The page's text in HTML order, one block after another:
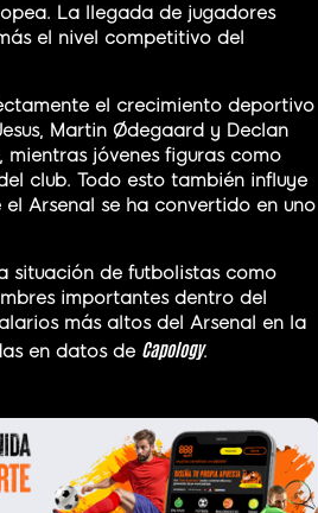
La llegada de jugadores
el nivel competitivo del
el crecimiento deportivo
Martin Ødegaard y Declan
jóvenes figuras como
club. Todo esto también influye
el Arsenal se ha convertido en uno
situación de futbolistas como
importantes dentro del
más altos del Arsenal en la
en datos de Capology.